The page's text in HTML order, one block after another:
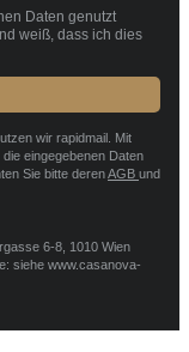
Daten genutzt
weiß, dass ich dies
wir rapidmail. Mit
eingegebenen Daten
Sie bitte derenAGB und
6-8, 1010 Wien
siehe www.casanova-